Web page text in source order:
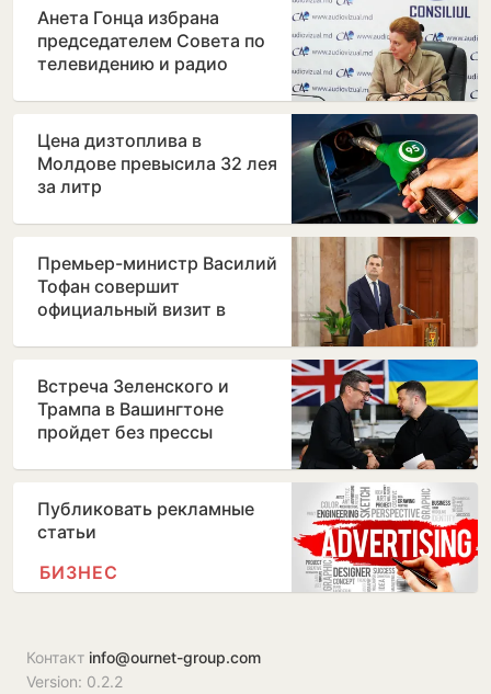
Анета Гонца избрана
председателем Совета по
телевидению и радио
Вицу
Цена дизтоплива в
Молдове превысила 32 лея
за литр
Премьер-министр Василий
Тофан совершит
официальный визит в
Встреча Зеленского и
Трампа в Вашингтоне
пройдет без прессы
Публиковать рекламные
статьи
БИЗНЕС
Контакт info@ournet-group.com
Version: 0.2.2